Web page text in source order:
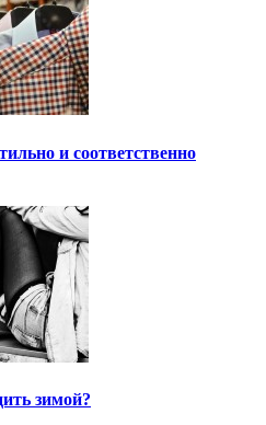
и соответственно
зимой?